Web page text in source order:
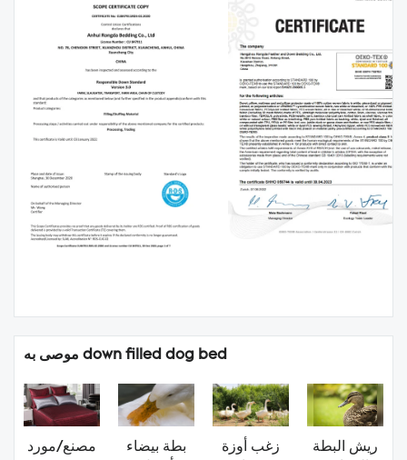
موصى به down filled dog bed
مصنع/مورد بطة بيضاء زغب أوزة ريش البطة